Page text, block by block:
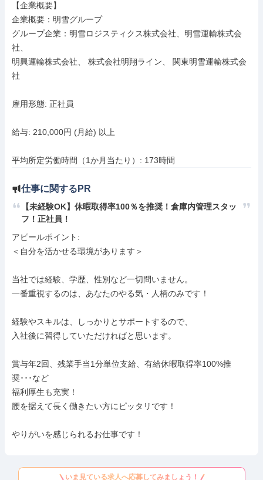
【企業概要】
企業概要：明雪グループ
グループ企業：明雪ロジスティクス株式会社、明雪運輸株式会
社、
明興運輸株式会社、 株式会社明翔ライン、 関東明雪運輸株式会
社
雇用形態: 正社員
給与: 210,000円 (月給) 以上
平均所定労働時間（1か月当たり）: 173時間
仕事に関するPR
【未経験OK】休暇取得率100％を推奨！倉庫内管理スタッ
フ！正社員！
アピールポイント:
＜自分を活かせる環境があります＞
当社では経験、学歴、性別など一切問いません。
一番重視するのは、あなたのやる気・人柄のみです！
経験やスキルは、しっかりとサポートするので、
入社後に習得していただければと思います。
賞与年2回、残業手当1分単位支給、有給休暇取得率100%推
奨･･･など
福利厚生も充実！
腰を据えて長く働きたい方にピッタリです！
やりがいを感じられるお仕事です！
いま見ている求人へ応募してみましょう！